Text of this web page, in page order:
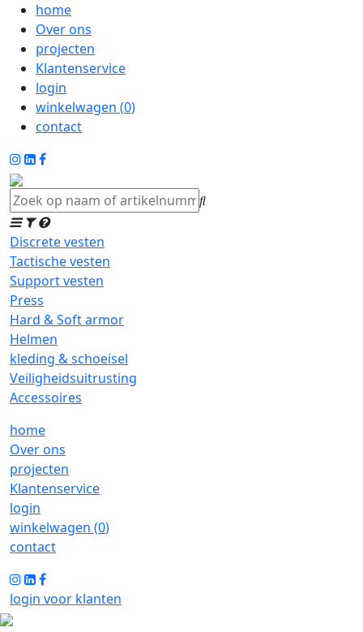
home
Over ons
projecten
Klantenservice
login
winkelwagen (0)
contact
Discrete vesten
Tactische vesten
Support vesten
Press
Hard & Soft armor
Helmen
kleding & schoeisel
Veiligheidsuitrusting
Accessoires
home
Over ons
projecten
Klantenservice
login
winkelwagen (0)
contact
login voor klanten